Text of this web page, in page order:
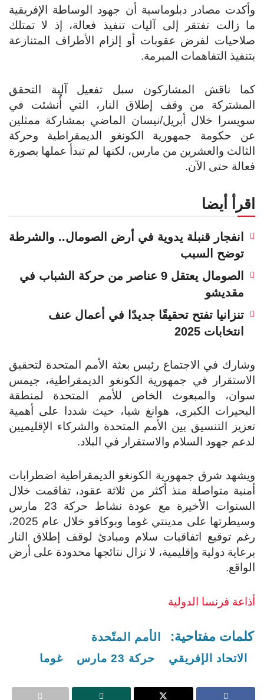
وأكدت مصادر دبلوماسية أن جهود الوساطة الإفريقية
ما زالت تفتقر إلى آليات تنفيذ فعالة، إذ لا تمتلك
صلاحيات لفرض عقوبات أو إلزام الأطراف المتنازعة
بتنفيذ التفاهمات المبرمة.
كما ناقش المشاركون سبل تفعيل آلية التحقق
المشتركة من وقف إطلاق النار، التي أُنشئت في
سويسرا خلال أبريل/نيسان الماضي بمشاركة ممثلين
عن حكومة جمهورية الكونغو الديمقراطية وحركة
الثالث والعشرين من مارس، لكنها لم تبدأ عملها بصورة
فعالة حتى الآن.
اقرأ أيضا
انفجار قنبلة يدوية في أرض الصومال.. والشرطة
توضح السبب
الصومال يعتقل 9 عناصر من حركة الشباب في
مقديشو
تنزانيا تفتح تحقيقًا جديدًا في أعمال عنف
انتخابات 2025
وشارك في الاجتماع رئيس بعثة الأمم المتحدة لتحقيق
الاستقرار في جمهورية الكونغو الديمقراطية، جيمس
سوان، والمبعوث الخاص للأمم المتحدة لمنطقة
البحيرات الكبرى، هوانغ شيا، حيث شددا على أهمية
تعزيز التنسيق بين الأمم المتحدة والشركاء الإقليميين
لدعم جهود السلام والاستقرار في البلاد.
ويشهد شرق جمهورية الكونغو الديمقراطية اضطرابات
أمنية متواصلة منذ أكثر من ثلاثة عقود، تفاقمت خلال
السنوات الأخيرة مع عودة نشاط حركة 23 مارس
وسيطرتها على مدينتي غوما وبوكافو خلال عام 2025،
رغم توقيع اتفاقيات سلام ومبادئ لوقف إطلاق النار
برعاية دولية وإقليمية، لا تزال نتائجها محدودة على أرض
الواقع.
أذاعة فرنسا الدولية
كلمات مفتاحية:
الأمم المتّحدة
الاتحاد الإفريقي
حركة 23 مارس غوما